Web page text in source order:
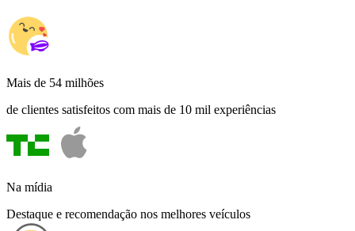
Mais de 54 milhões
de clientes satisfeitos com mais de 10 mil experiências
Na mídia
Destaque e recomendação nos melhores veículos